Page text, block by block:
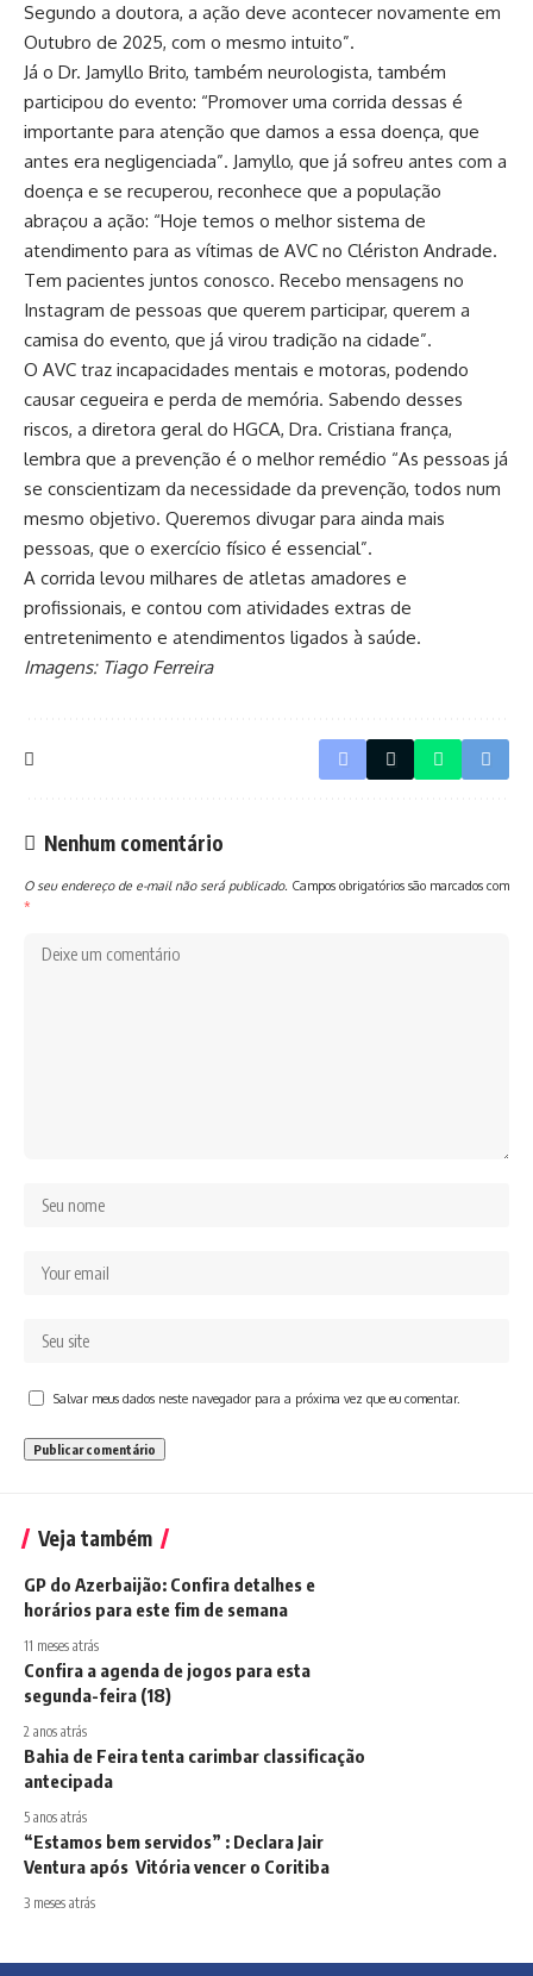
Segundo a doutora, a ação deve acontecer novamente em
Outubro de 2025, com o mesmo intuito”.
Já o Dr. Jamyllo Brito, também neurologista, também
participou do evento: “Promover uma corrida dessas é
importante para atenção que damos a essa doença, que
antes era negligenciada”. Jamyllo, que já sofreu antes com a
doença e se recuperou, reconhece que a população
abraçou a ação: “Hoje temos o melhor sistema de
atendimento para as vítimas de AVC no Clériston Andrade.
Tem pacientes juntos conosco. Recebo mensagens no
Instagram de pessoas que querem participar, querem a
camisa do evento, que já virou tradição na cidade”.
O AVC traz incapacidades mentais e motoras, podendo
causar cegueira e perda de memória. Sabendo desses
riscos, a diretora geral do HGCA, Dra. Cristiana frança,
lembra que a prevenção é o melhor remédio “As pessoas já
se conscientizam da necessidade da prevenção, todos num
mesmo objetivo. Queremos divugar para ainda mais
pessoas, que o exercício físico é essencial”.
A corrida levou milhares de atletas amadores e
profissionais, e contou com atividades extras de
entretenimento e atendimentos ligados à saúde.
Imagens: Tiago Ferreira
Nenhum comentário
O seu endereço de e-mail não será publicado. Campos obrigatórios são marcados com
*
Salvar meus dados neste navegador para a próxima vez que eu comentar.
Veja também
GP do Azerbaijão: Confira detalhes e
horários para este fim de semana
11 meses atrás
Confira a agenda de jogos para esta
segunda-feira (18)
2 anos atrás
Bahia de Feira tenta carimbar classificação
antecipada
5 anos atrás
“Estamos bem servidos” : Declara Jair
Ventura após Vitória vencer o Coritiba
3 meses atrás